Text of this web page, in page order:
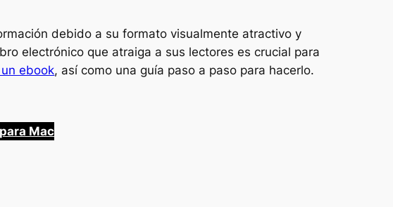
debido a su formato visualmente atractivo y
electrónico que atraiga a sus lectores es crucial para
ebook, así como una guía paso a paso para hacerlo.
Mac